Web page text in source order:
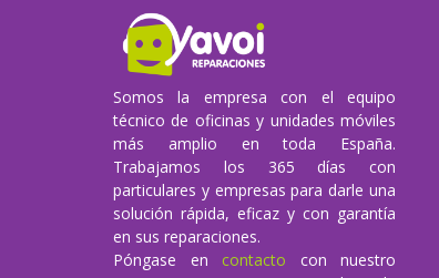
Somos la empresa con el equipo
técnico de oficinas y unidades móviles
más amplio en toda España.
Trabajamos los 365 días con
particulares y empresas para darle una
solución rápida, eficaz y con garantía
en sus reparaciones.
Póngase en contacto con nuestro